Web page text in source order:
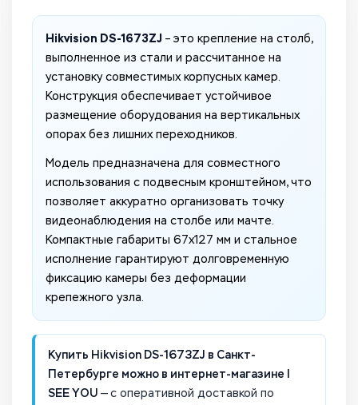
Hikvision DS-1673ZJ – это крепление на столб,
выполненное из стали и рассчитанное на
установку совместимых корпусных камер.
Конструкция обеспечивает устойчивое
размещение оборудования на вертикальных
опорах без лишних переходников.
Модель предназначена для совместного
использования с подвесным кронштейном, что
позволяет аккуратно организовать точку
видеонаблюдения на столбе или мачте.
Компактные габариты 67x127 мм и стальное
исполнение гарантируют долговременную
фиксацию камеры без деформации
крепежного узла.
Купить Hikvision DS-1673ZJ в Санкт-
Петербурге можно в интернет-магазине I
SEE YOU — с оперативной доставкой по